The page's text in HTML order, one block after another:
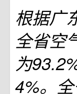
根据广
全省空
为
4%。